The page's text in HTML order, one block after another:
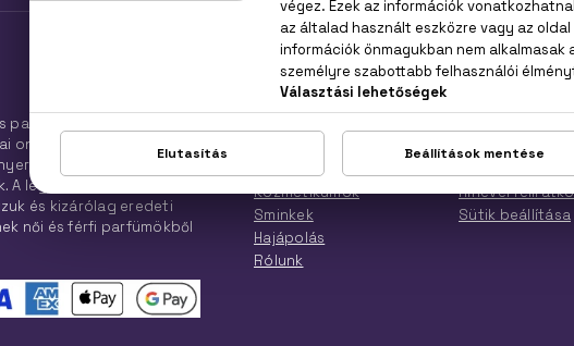
parfüméria 2007. óta
online piacon, hiszen
és megtartása a
legnépszerűbb
és kizárólag eredeti
női és férfi parfümökből
TOP KATEGÓRIÁK
Parfüm szettek
Kozmetikumok
Sminkek
Hajápolás
Rólunk
Kiszállítás
Hírlevél
Sütik beállítása